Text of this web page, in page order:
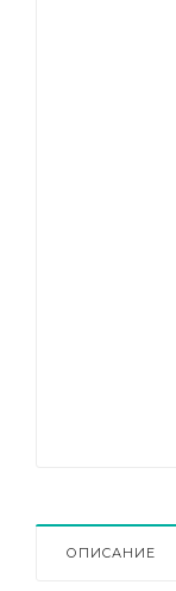
ОПИСАНИЕ